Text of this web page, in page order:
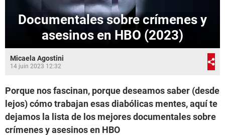
Documentales sobre crímenes y
asesinos en HBO (2023)
Micaela Agostini
14 juin 2023 12:32
Porque nos fascinan, porque deseamos saber (desde
lejos) cómo trabajan esas diabólicas mentes, aquí te
dejamos la lista de los mejores documentales sobre
crímenes y asesinos en HBO